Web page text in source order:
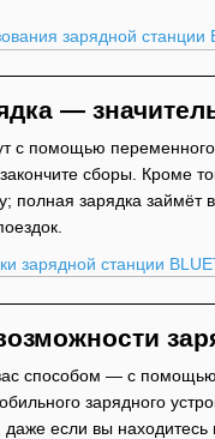
—
с помощью переменного
сборы. Кроме
зарядка займёт
способом — с
зарядного
если вы находитесь